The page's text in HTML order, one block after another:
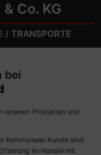
Co. KG
/ TRANSPORTE
bei
unseren Produkten und
Kommunaler-Kunde sind.
im Handel mit